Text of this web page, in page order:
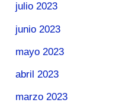
julio 2023
junio 2023
mayo 2023
abril 2023
marzo 2023